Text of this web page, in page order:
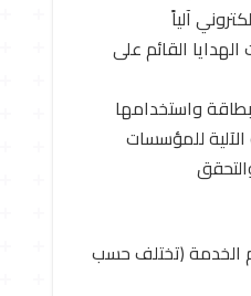
آلياً
الهدايا القائم على
واستخدامها
للمؤسسات
الخدمة (تختلف حسب